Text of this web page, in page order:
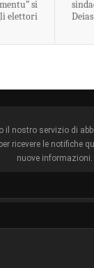
si
elettori
Deias
il nostro servizio di
ricevere le notifiche
nuove informazioni.